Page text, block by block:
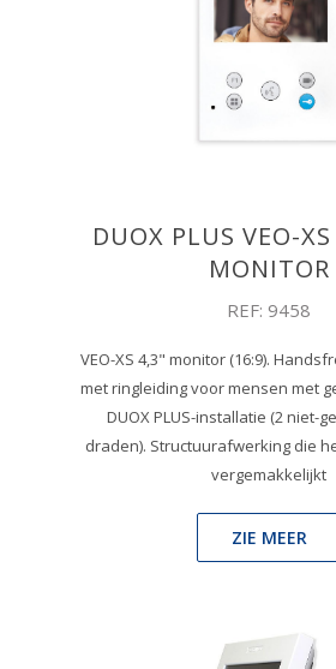
DUOX PLUS VEO-
MONITOR
REF: 9458
VEO-XS 4,3" monitor (16:9).
met ringleiding voor mensen met
DUOX PLUS-installatie (2 niet-
draden). Structuurafwerking die
vergemakkelijkt
ZIE MEER